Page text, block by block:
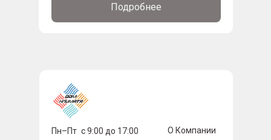
Подробнее
Пн–Пт с 9:00 до 17:00
О Компании